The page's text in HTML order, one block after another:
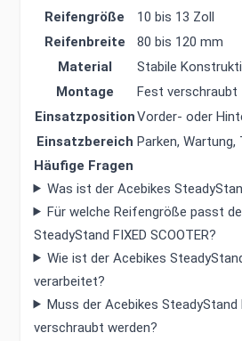
Reifengröße
10 bis 13 Zoll
Reifenbreite
80 bis 120 mm
Material
Stabile
Montage
Fest verschraubt
EinsatzpositionVorder- oder
Einsatzbereich Parken, Wartung,
Häufige Fragen
Was ist der Acebikes
Für welche Reifengröße passt
SteadyStand FIXED SCOOTER?
Wie ist der Acebikes
verarbeitet?
Muss der Acebikes SteadyStand
verschraubt werden?